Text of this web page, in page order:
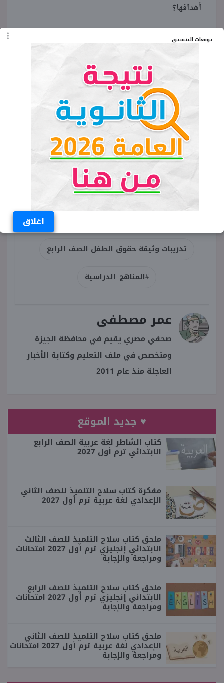
توقعات التنسيق
اغلاق
أهدافها؟
2- ما حقوق الطفل عند الولادة؟
5- كيف تتصرف إذا وجدت طفلا يتقن عملا خطرا قد
يعرضه للإيذاء؟
الكلمات المفتاحية
وثيقة حقوق الطفل الصف الرابع الابتدائي
شرح درس وثيقة حقوق الطفل رابعة ابتدائي
تدريبات وثيقة حقوق الطفل الصف الرابع
#المناهج_الدراسية
عمر مصطفى
صحفي مصري يقيم في محافظة الجيزة
ومتخصص في ملف التعليم وكتابة الأخبار
العاجلة منذ عام 2011
♥ جديد الموقع
كتاب الشاطر لغة عربية الصف الرابع
الابتدائي ترم أول 2027
مفكرة كتاب سلاح التلميذ للصف الثاني
الإعدادي لغة عربية ترم أول 2027
ملحق كتاب سلاح التلميذ للصف الثالث
الابتدائي إنجليزي ترم أول 2027 امتحانات
ومراجعة والإجابة
ملحق كتاب سلاح التلميذ للصف الرابع
الابتدائي إنجليزي ترم أول 2027 امتحانات
ومراجعة والإجابة
ملحق كتاب سلاح التلميذ للصف الثاني
الإعدادي لغة عربية ترم أول 2027 امتحانات
ومراجعة والإجابة